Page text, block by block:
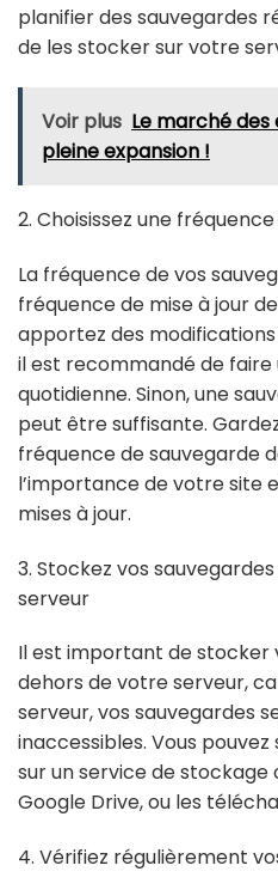
planifier des sauvegardes
de les stocker sur votre
Voir plus Le marché
pleine expansion !
2. Choisissez une
La fréquence de vos
fréquence de mise à jour
apportez des
il est recommandé de faire
quotidienne. Sinon, une
peut être suffisante.
fréquence de sauvegarde
l’importance de votre site
mises à jour.
3. Stockez vos
serveur
Il est important de stocker
dehors de votre serveur,
serveur, vos sauvegardes
inaccessibles. Vous
sur un service de stockage
Google Drive, ou les
4. Vérifiez régulièrement